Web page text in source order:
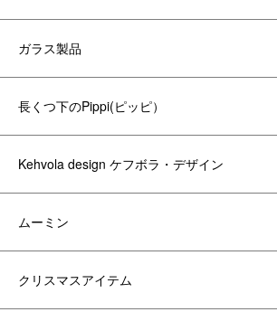
ガラス製品
長くつ下のPippi(ピッピ）
Kehvola design ケフボラ・デザイン
ムーミン
クリスマスアイテム